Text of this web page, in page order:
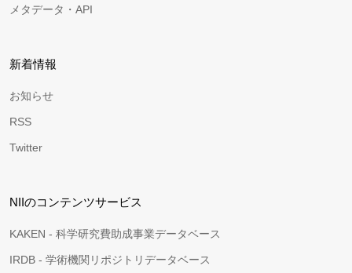
メタデータ・API
新着情報
お知らせ
RSS
Twitter
NIIのコンテンツサービス
KAKEN - 科学研究費助成事業データベース
IRDB - 学術機関リポジトリデータベース